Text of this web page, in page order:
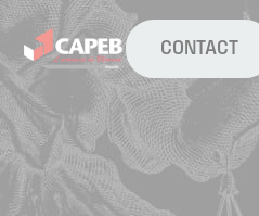
CONTACT
La CAPEB
Nos services